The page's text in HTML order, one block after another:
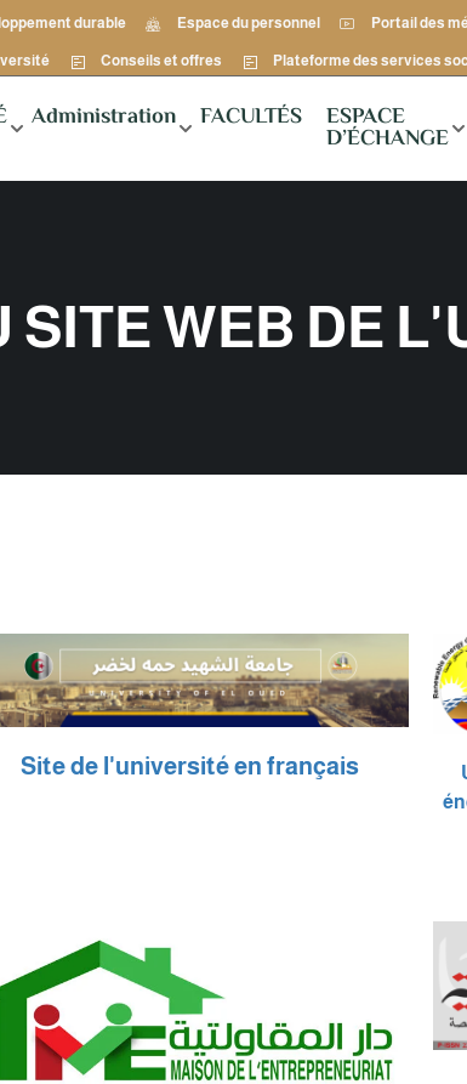
durable Espace du personnel Portail des
Conseils et offres Plateforme des services
Administration FACULTÉS ESPACE
D’ÉCHANGE
SITE WEB DE
Site de l'université en français